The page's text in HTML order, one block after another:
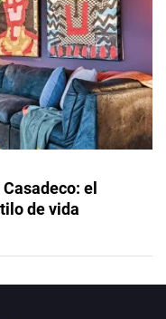
el
de vida